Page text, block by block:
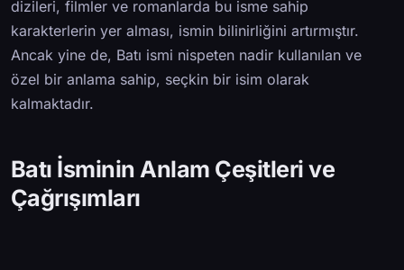
dizileri, filmler ve romanlarda bu isme sahip
karakterlerin yer alması, ismin bilinirliğini artırmıştır.
Ancak yine de, Batı ismi nispeten nadir kullanılan ve
özel bir anlama sahip, seçkin bir isim olarak
kalmaktadır.
Batı İsminin Anlam Çeşitleri ve
Çağrışımları